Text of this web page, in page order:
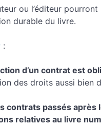
ou l’éditeur
durable du livre.
:
d’un contrat est
des droits aussi bien
contrats passés
relatives au livre